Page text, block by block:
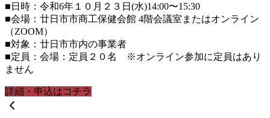
■日時：令和6年１０月２３日(水)14:00〜15:30
■会場：廿日市市商工保健会館 4階会議室またはオンライン
（ZOOM）
■対象：廿日市市内の事業者
■定員：会場：定員２０名 ※オンライン参加に定員はあり
ません
詳細・申込はコチラ